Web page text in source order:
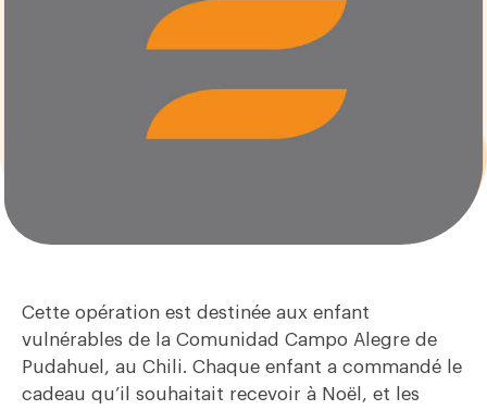
Cette opération est destinée aux enfant
vulnérables de la Comunidad Campo Alegre de
Pudahuel, au Chili. Chaque enfant a commandé le
cadeau qu’il souhaitait recevoir à Noël, et les